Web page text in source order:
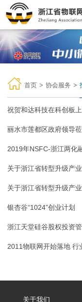
首页 > 协会服务 >
祝贺和达科技在科创板
丽水市莲都区政府领导
2019年NSFC-浙江两化
银杏谷“1024”创业计划
浙江天堂硅谷股权投资
2011物联网开始落地 行
关于我们